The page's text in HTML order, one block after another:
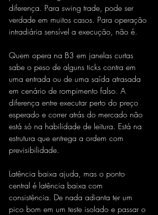
diferença. Para swing trade, pode ser
verdade em muitos casos. Para operação
intradiária sensível a execução, não é.
Quem opera na B3 em janelas curtas
sabe o peso de alguns ticks contra em
uma entrada ou de uma saída atrasada
em cenário de rompimento falso. A
diferença entre executar perto do preço
esperado e correr atrás do mercado não
está só na habilidade de leitura. Está na
estrutura que entrega a ordem com
previsibilidade.
Latência baixa ajuda, mas o ponto
central é latência baixa com
consistência. De nada adianta ter um
pico bom em um teste isolado e passar o